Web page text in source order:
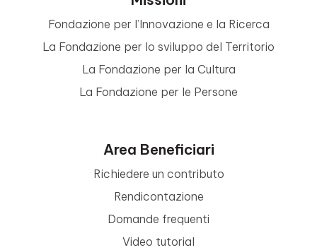
Fondazione per l’Innovazione e la Ricerca
La Fondazione per lo sviluppo del Territorio
La Fondazione per la Cultura
La Fondazione per le Persone
Area Beneficiari
Richiedere un contributo
Rendicontazione
Domande frequenti
Video tutorial